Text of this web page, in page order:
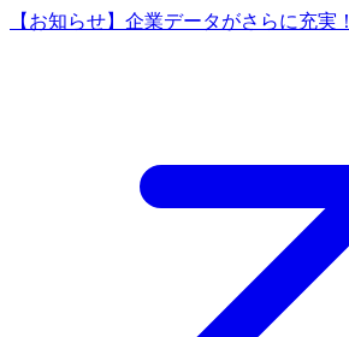
【お知らせ】企業データがさらに充実！